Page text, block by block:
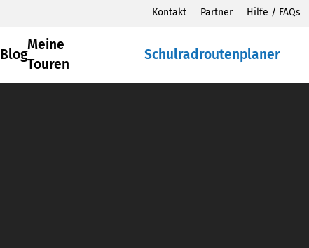
Kontakt Partner Hilfe / FAQs
Blog
Meine
Touren
Schulradroutenplaner